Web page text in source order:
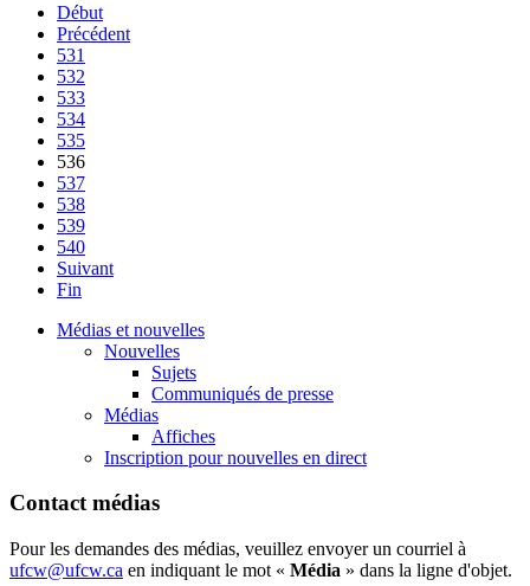
Début
Précédent
531
532
533
534
535
536
537
538
539
540
Suivant
Fin
Médias et nouvelles
Nouvelles
Sujets
Communiqués de presse
Médias
Affiches
Inscription pour nouvelles en direct
Contact médias
Pour les demandes des médias, veuillez envoyer un courriel à
ufcw@ufcw.ca en indiquant le mot « Média » dans la ligne d'objet.